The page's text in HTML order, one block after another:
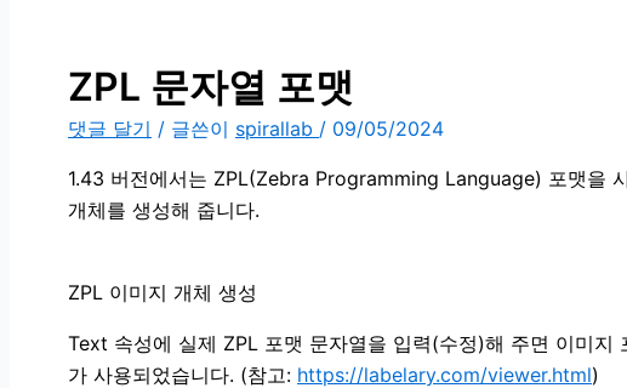
ZPL 문자열 포맷
댓글 달기 / 글쓴이 spirallab / 09/05/2024
1.43 버전에서는 ZPL(Zebra Programming Language) 포맷을
개체를 생성해 줍니다.
ZPL 이미지 개체 생성
Text 속성에 실제 ZPL 포맷 문자열을 입력(수정)해 주면 이미
가 사용되었습니다. (참고: https://labelary.com/viewer.html)